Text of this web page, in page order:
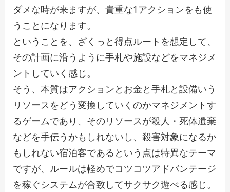
ダメな時が来ますが、貴重な1アクションをも使
うことになります。
ということを、ざくっと得点ルートを想定して、
その計画に沿うように手札や施設などをマネジメ
ントしていく感じ。
そう、本質はアクションとお金と手札と設備いう
リソースをどう変換していくのかマネジメントす
るゲームであり、そのリソースが殺人・死体遺棄
などを手伝うかもしれないし、殺害対象になるか
もしれない宿泊客であるという点は特異なテーマ
ですが、ルールは軽めでコツコツアドバンテージ
を稼ぐシステムが合致してサクサク遊べる感じ。